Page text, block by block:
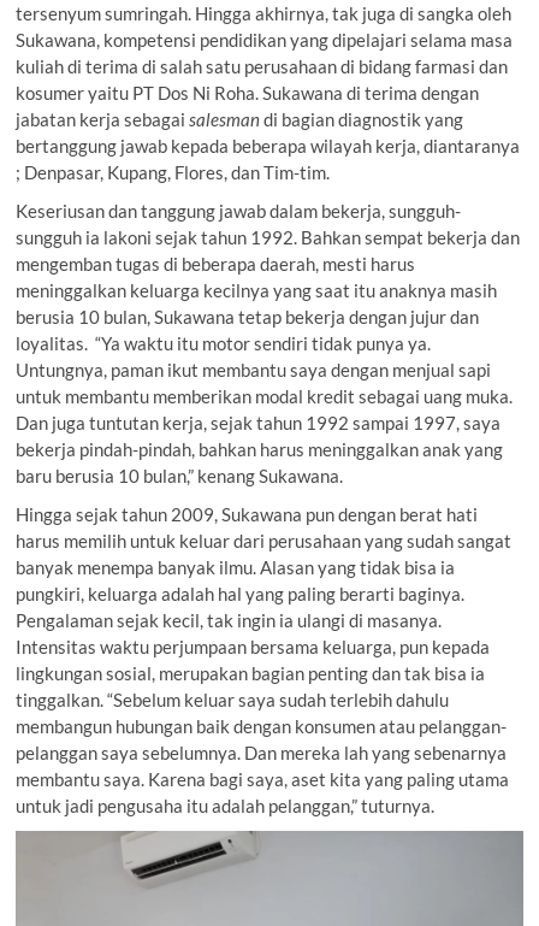
tersenyum sumringah. Hingga akhirnya, tak juga di sangka oleh
Sukawana, kompetensi pendidikan yang dipelajari selama masa
kuliah di terima di salah satu perusahaan di bidang farmasi dan
kosumer yaitu PT Dos Ni Roha. Sukawana di terima dengan
jabatan kerja sebagai salesmandi bagian diagnostik yang
bertanggung jawab kepada beberapa wilayah kerja, diantaranya
; Denpasar, Kupang, Flores, dan Tim-tim.
Keseriusan dan tanggung jawab dalam bekerja, sungguh-
sungguh ia lakoni sejak tahun 1992. Bahkan sempat bekerja dan
mengemban tugas di beberapa daerah, mesti harus
meninggalkan keluarga kecilnya yang saat itu anaknya masih
berusia 10 bulan, Sukawana tetap bekerja dengan jujur dan
loyalitas. “Ya waktu itu motor sendiri tidak punya ya.
Untungnya, paman ikut membantu saya dengan menjual sapi
untuk membantu memberikan modal kredit sebagai uang muka.
Dan juga tuntutan kerja, sejak tahun 1992 sampai 1997, saya
bekerja pindah-pindah, bahkan harus meninggalkan anak yang
baru berusia 10 bulan,” kenang Sukawana.
Hingga sejak tahun 2009, Sukawana pun dengan berat hati
harus memilih untuk keluar dari perusahaan yang sudah sangat
banyak menempa banyak ilmu. Alasan yang tidak bisa ia
pungkiri, keluarga adalah hal yang paling berarti baginya.
Pengalaman sejak kecil, tak ingin ia ulangi di masanya.
Intensitas waktu perjumpaan bersama keluarga, pun kepada
lingkungan sosial, merupakan bagian penting dan tak bisa ia
tinggalkan. “Sebelum keluar saya sudah terlebih dahulu
membangun hubungan baik dengan konsumen atau pelanggan-
pelanggan saya sebelumnya. Dan mereka lah yang sebenarnya
membantu saya. Karena bagi saya, aset kita yang paling utama
untuk jadi pengusaha itu adalah pelanggan,” tuturnya.